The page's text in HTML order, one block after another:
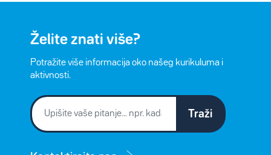
Želite znati više?
Potražite više informacija oko našeg kurikuluma i
aktivnosti.
Traži